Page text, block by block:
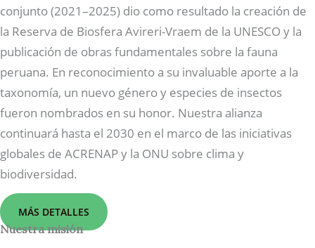
conjunto (2021–2025) dio como resultado la creación de
la Reserva de Biosfera Avireri-Vraem de la UNESCO y la
publicación de obras fundamentales sobre la fauna
peruana. En reconocimiento a su invaluable aporte a la
taxonomía, un nuevo género y especies de insectos
fueron nombrados en su honor. Nuestra alianza
continuará hasta el 2030 en el marco de las iniciativas
globales de ACRENAP y la ONU sobre clima y
biodiversidad.
MÁS DETALLES
Nuestra misión